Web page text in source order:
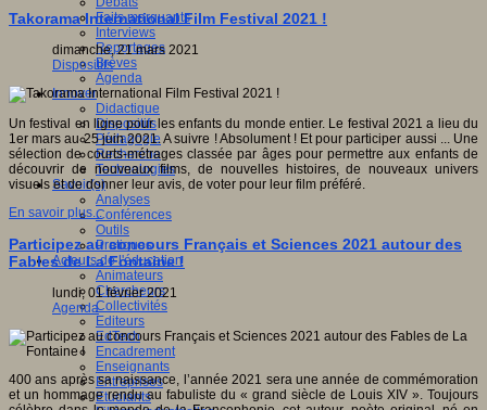
Faits marquants
Interviews
Reportages
Brèves
Agenda
Innover
Didactique
Dispositifs
Pédagogie
Recherche
Technologies
Savoir(s)
Analyses
Conférences
Outils
Pratiques
Acteurs de l'éducation
Animateurs
Chercheurs
Collectivités
Editeurs
EdTech
Encadrement
Enseignants
Entreprises
Etudiants
Takorama International Film Festival 2021 !
dimanche, 21 mars 2021
Dispositifs
Un festival en ligne pour les enfants du monde entier. Le festival 2021 a lieu du
1er mars au 25 juin 2021. A suivre ! Absolument ! Et pour participer aussi ... Une
sélection de courts-métrages classée par âges pour permettre aux enfants de
découvrir de nouveaux films, de nouvelles histoires, de nouveaux univers
visuels et de donner leur avis, de voter pour leur film préféré.
En savoir plus...
Participez au concours Français et Sciences 2021 autour des
Fables de La Fontaine !
lundi, 01 février 2021
Agenda
400 ans après sa naissance, l’année 2021 sera une année de commémoration
et un hommage rendu au fabuliste du « grand siècle de Louis XIV ». Toujours